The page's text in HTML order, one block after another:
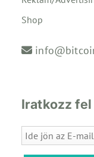
Shop
Iratkozz